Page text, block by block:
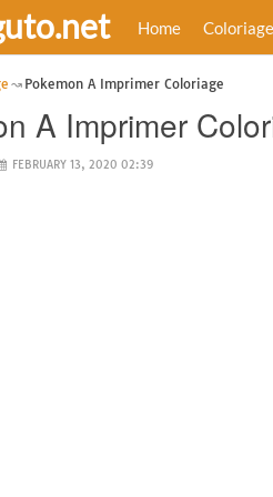
Home Coloriage
Pokemon A Imprimer Coloriage
A Imprimer
FEBRUARY 13, 2020 02:39